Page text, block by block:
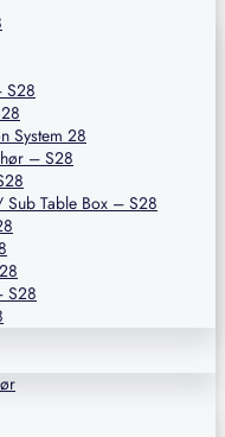
S28
System 28
– S28
Sub Table Box – S28
S28